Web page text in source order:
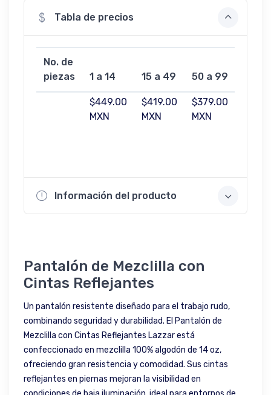
Tabla de precios
No. de
piezas
1 a 14 15 a 49 50 a 99
$449.00
MXN
$419.00
MXN
$379.00
MXN
Información del producto
Pantalón de Mezclilla con
Cintas Reflejantes
Un pantalón resistente diseñado para el trabajo rudo,
combinando seguridad y durabilidad. El Pantalón de
Mezclilla con Cintas Reflejantes Lazzar está
confeccionado en mezclilla 100% algodón de 14 oz,
ofreciendo gran resistencia y comodidad. Sus cintas
reflejantes en piernas mejoran la visibilidad en